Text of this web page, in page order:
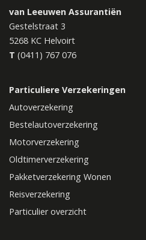
van Leeuwen Assurantiën
Gestelstraat 3
5268 KC Helvoirt
T (0411) 767 076
Particuliere Verzekeringen
Autoverzekering
Bestelautoverzekering
Motorverzekering
Oldtimerverzekering
Pakketverzekering Wonen
Reisverzekering
Particulier overzicht